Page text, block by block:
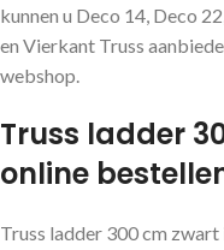
kunnen u Deco 14, Deco
en Vierkant Truss
webshop.
Truss ladder
online
Truss ladder 300 cm